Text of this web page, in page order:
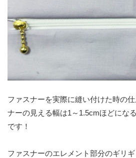
ファスナーを実際に縫い付けた時の
ナーの見える幅は1～1.5cmほどにな
です！
ファスナーのエレメント部分のギリ